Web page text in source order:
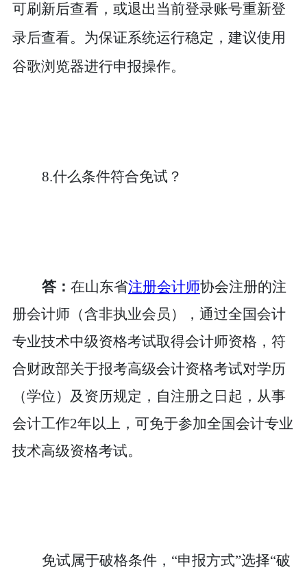
可刷新后查看，或退出当前登录账号重新登
录后查看。为保证系统运行稳定，建议使用
谷歌浏览器进行申报操作。
8.什么条件符合免试？
答： 在山东省注册会计师协会注册的注
册会计师（含非执业会员）， 通过全国会计
专业技术中级资格考试取得会计师资格， 符
合财政部关于报考高级会计资格考试对学历
（学位）及资历规定，自注册之日起，从事
会计工作2年以上，可免于参加全国会计专业
技术高级资格考试。
免试属于破格条件， “申报方式”选择“破